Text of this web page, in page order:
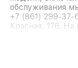
обслуживания
+7 (861) 299-37-
Красная, 176. На